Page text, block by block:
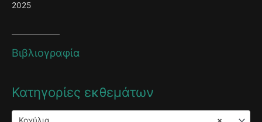
2025
Βιβλιογραφία
Κατηγορίες εκθεμάτων